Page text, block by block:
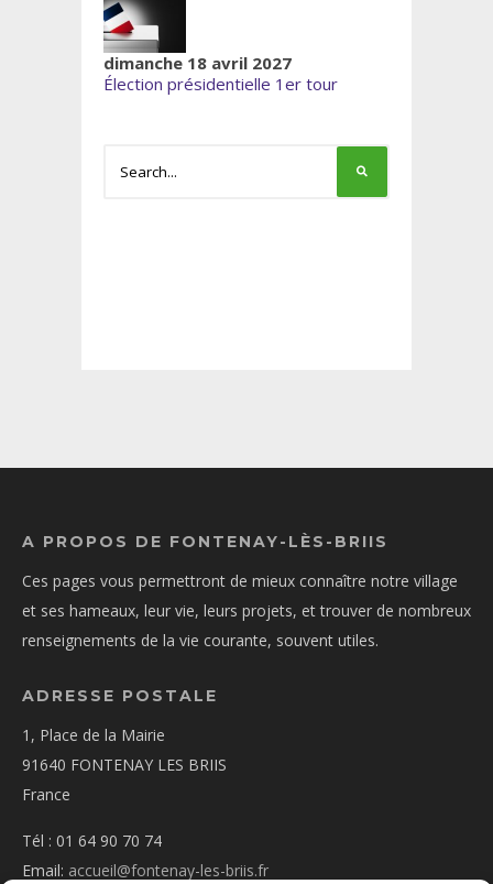
dimanche 18 avril 2027
Élection présidentielle 1er tour
A PROPOS DE FONTENAY-LÈS-BRIIS
Ces pages vous permettront de mieux connaître notre village
et ses hameaux, leur vie, leurs projets, et trouver de nombreux
renseignements de la vie courante, souvent utiles.
ADRESSE POSTALE
1, Place de la Mairie
91640 FONTENAY LES BRIIS
France
Tél : 01 64 90 70 74
Email: accueil@fontenay-les-briis.fr